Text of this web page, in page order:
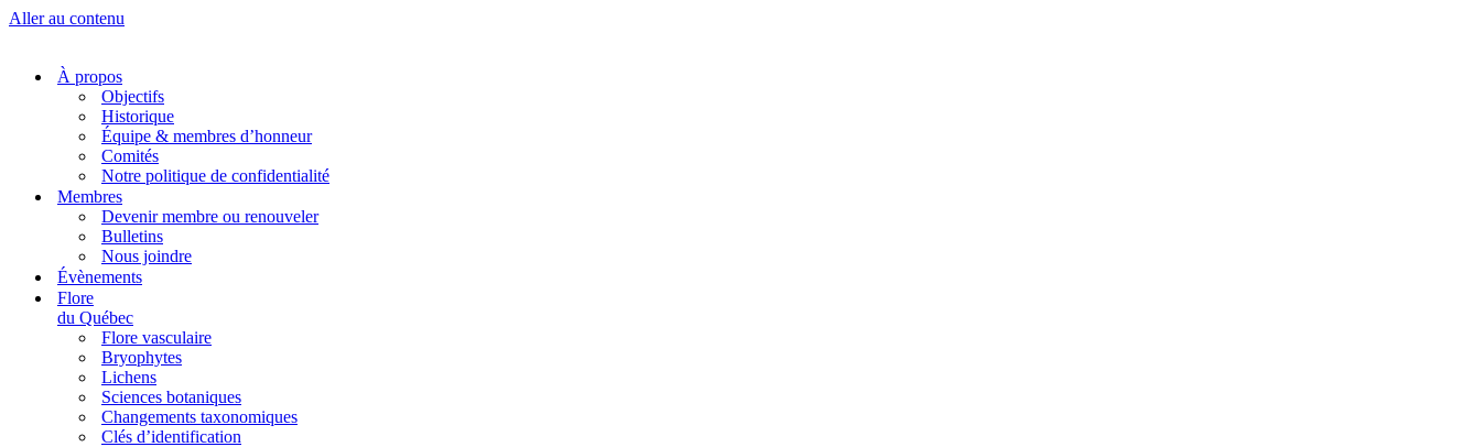
Aller au contenu
À propos
Objectifs
Historique
Équipe & membres d’honneur
Comités
Notre politique de confidentialité
Membres
Devenir membre ou renouveler
Bulletins
Nous joindre
Évènements
Flore
du Québec
Flore vasculaire
Bryophytes
Lichens
Sciences botaniques
Changements taxonomiques
Clés d’identification